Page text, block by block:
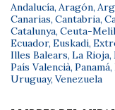
Andalucía, Aragón,
Canarias, Cantabria,
Catalunya, Ceuta-
Ecuador, Euskadi,
Illes Balears, La Rioja,
País Valencià, Panamá,
Uruguay, Venezuela